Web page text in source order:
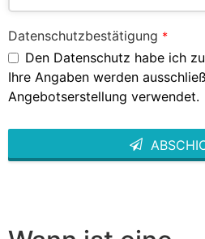
Datenschutzbestätigung *
Den Datenschutz habe ich
Ihre Angaben werden
Angebotserstellung verwendet.
blank